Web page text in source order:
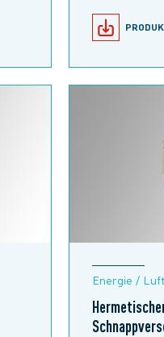
Energie /